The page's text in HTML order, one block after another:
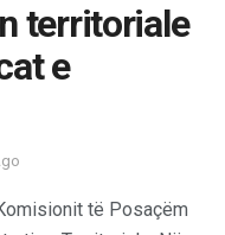
territoriale
e
të Posaçëm